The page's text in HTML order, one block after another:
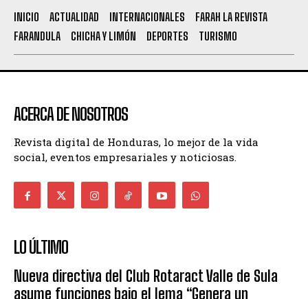
INICIO ACTUALIDAD INTERNACIONALES
FARAH LA REVISTA
FARANDULA
CHICHA Y LIMÓN DEPORTES TURISMO
ACERCA DE NOSOTROS
Revista digital de Honduras, lo mejor de la vida
social, eventos empresariales y noticiosas.
LO ÚLTIMO
Nueva directiva del Club Rotaract Valle de Sula
asume funciones bajo el lema “Genera un